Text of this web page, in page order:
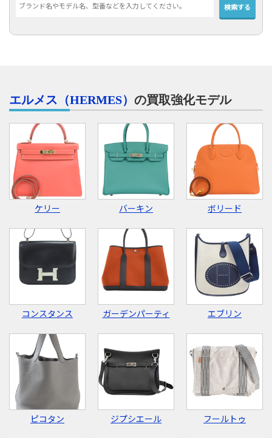
エルメス（HERMES） の買取強化モデル
ケリー バーキン ボリード
コンスタンス ガーデンパーティ エブリン
ピコタン ジプシエール フールトゥ